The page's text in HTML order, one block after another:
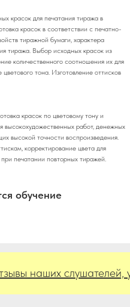
красок для печатания тиража в
красок в соответствии с печатно-
тиражной бумаги, характера
тиража. Выбор исходных красок из
количественного соотношения их для
тона. Изготовление оттисков
красок по цветовому тону и
высокохудожественных работ, денежных
высокой точности воспроизведения.
корректирование цвета для
печатании повторных тиражей.
обучение
наших слушателей,